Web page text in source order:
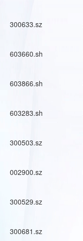
300633.sz
603660.sh
603866.sh
603283.sh
300503.sz
002900.sz
300529.sz
300681.sz